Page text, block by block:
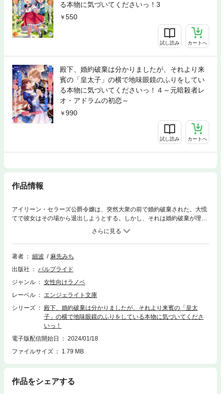
る本物に気づいてくださいっ！3
550
試し読み カートへ
殿下、婚約破棄は分かりましたが、それより来
賓の「皇太子」の横で地味眼鏡のふりをしてい
る本物に気づいてくださいっ！４～元暗殺者レ
オ・アドラムの初恋～
990
試し読み カートへ
作品情報
アイリーン・セラーズ公爵令嬢は、突然大衆の前で婚約破棄された。大慌
てで彼女はその場から退出しようとする。しかし、それは婚約破棄が理由
ではなく──（どうして帝国の皇太子が変装しているの！？）なんと、視
察に来ていた帝国の「皇太子」の後ろに控える、地味で眼鏡な下級役人。
彼こそが本物の皇太子であるヴィクター殿下だと気づいてしまったのだ。
「俺の正体を誰かに明かしたら、不敬だからな？」口止めされたアイリー
殿下を前にして散々な口ぶり。不敬の芽を摘むため、必死で彼をフォロー
するアイリーンだが、地味眼鏡が好きすぎる令嬢という勘違いの噂まで流
ンと悪戯好き殿下によるドタバタハイテンションラブコメディ！
著者 細波
麻先みち
出版社
パルプライド
ジャンル
女性向けラノベ
レーベル
エンジェライト文庫
シリーズ
殿下、婚約破棄は分かりましたが、それより来賓の「皇太
子」の横で地味眼鏡のふりをしている本物に気づいてくださ
いっ！
電子版配信開始日
2024/01/18
ファイルサイズ
1.79 MB
作品をシェアする